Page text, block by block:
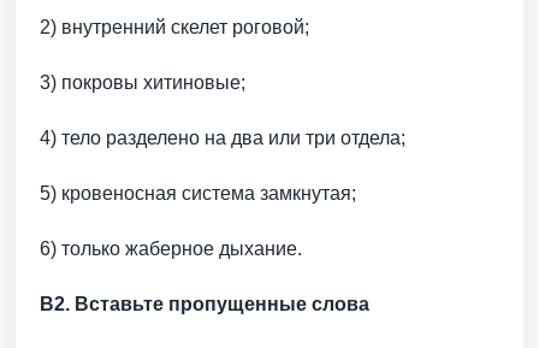
2) внутренний скелет роговой;
3) покровы хитиновые;
4) тело разделено на два или три отдела;
5) кровеносная система замкнутая;
6) только жаберное дыхание.
В2. Вставьте пропущенные слова